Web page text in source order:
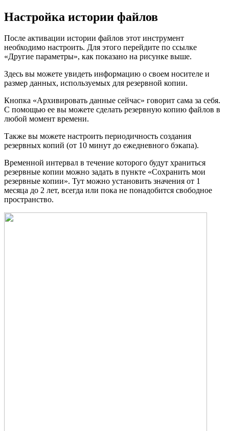
Настройка истории файлов
После активации истории файлов этот инструмент
необходимо настроить. Для этого перейдите по ссылке
«Другие параметры», как показано на рисунке выше.
Здесь вы можете увидеть информацию о своем носителе и
размер данных, используемых для резервной копии.
Кнопка «Архивировать данные сейчас» говорит сама за себя.
С помощью ее вы можете сделать резервную копию файлов в
любой момент времени.
Также вы можете настроить периодичность создания
резервных копий (от 10 минут до ежедневного бэкапа).
Временной интервал в течение которого будут храниться
резервные копии можно задать в пункте «Сохранить мои
резервные копии». Тут можно установить значения от 1
месяца до 2 лет, всегда или пока не понадобится свободное
пространство.